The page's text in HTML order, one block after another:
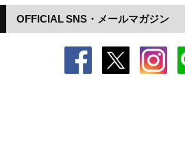
OFFICIAL SNS・メールマガジン